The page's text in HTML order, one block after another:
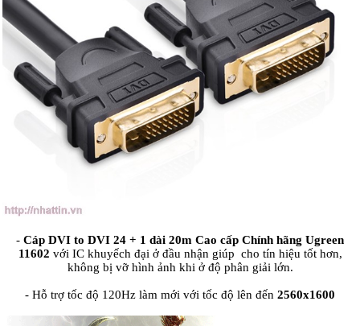
- Cáp DVI to DVI 24 + 1 dài 20m Cao cấp Chính hãng Ugreen
11602 với IC khuyếch đại ở đầu nhận giúp cho tín hiệu tốt hơn,
không bị vỡ hình ảnh khi ở độ phân giải lớn.
- Hỗ trợ tốc độ 120Hz làm mới với tốc độ lên đến 2560x1600